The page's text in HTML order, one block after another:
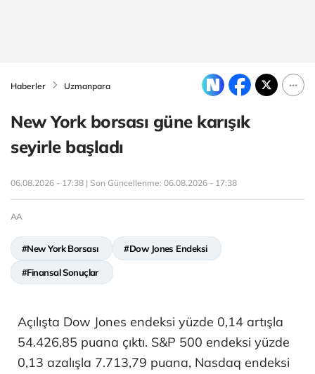
Haberler Uzmanpara
New York borsası güne karışık
seyirle başladı
06.08.2026 - 17:38 | Son Güncellenme: 06.08.2026 - 17:38
AA
#New York Borsası #Dow Jones Endeksi
#Finansal Sonuçlar
Açılışta Dow Jones endeksi yüzde 0,14 artışla
54.426,85 puana çıktı. S&P 500 endeksi yüzde
0,13 azalışla 7.713,79 puana, Nasdaq endeksi